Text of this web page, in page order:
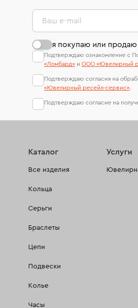
Ваш e-mail
я покупаю или
Подтверждаю ознакомление с
«Ломбард» и ООО «Ювелирный
Подтверждаю согласия на
«Ювелирный ресейл-сервиc».
Подтверждаю согласие на
Каталог
Все изделия
Кольца
Серьги
Браслеты
Цепи
Подвески
Колье
Часы
Услуги